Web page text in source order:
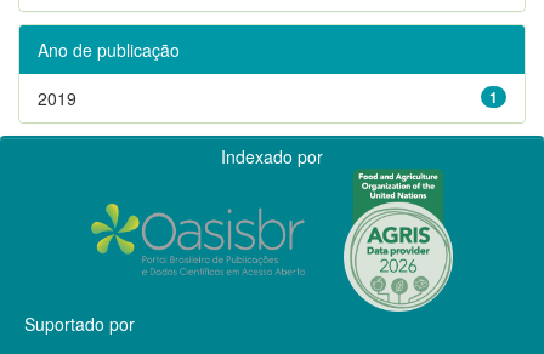
Ano de publicação
1
2019
Indexado por
Suportado por